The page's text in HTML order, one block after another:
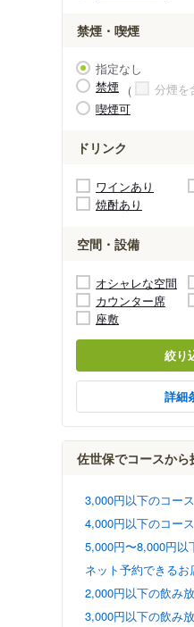
禁煙・喫煙
指定なし
禁煙
分煙を
喫煙可
ドリンク
ワインあり
焼酎あり
空間・設備
オシャレな空間
カウンター席
座敷
絞り
詳細
佐世保でコースから
3,000円以下のコース
4,000円以下のコース
5,000円〜8,000円以
ネット予約できるお
2,000円以下の飲み
3,000円以下の飲み